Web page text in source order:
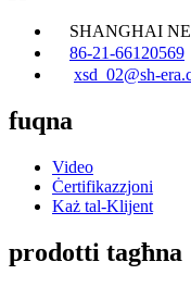
SHANGHAI
86-21-66120569
xsd_02@sh-
fuqna
Video
Ċertifikazzjoni
Każ tal-Klijent
prodotti tagħna